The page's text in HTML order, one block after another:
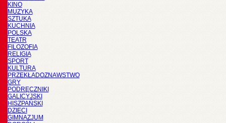
KINO
MUZYKA
SZTUKA
KUCHNIA
POLSKA
TEATR
FILOZOFIA
RELIGIA
SPORT
KULTURA
PRZEKŁADOZNAWSTWO
GRY
PODRĘCZNIKI
GALICYJSKI
HISZPAŃSKI
DZIECI
GIMNAZJUM